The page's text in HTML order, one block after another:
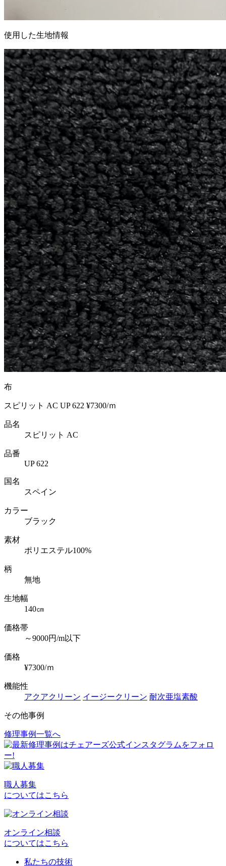
使用した生地情報
布
スピリット AC UP 622 ¥7300/ｍ
品名
スピリット AC
品番
UP 622
国名
スペイン
カラー
ブラック
素材
ポリエステル100%
柄
無地
生地幅
140㎝
価格帯
～9000円/m以下
価格
¥7300/ｍ
機能性
アクアクリーン イージークリーン 耐次亜塩素酸
その他事例
投
稿
ナ
ビ
ゲ
ー
シ
ョ
修理事例一覧へ
職人募集
についてはこちら
オンライン相談
についてはこちら
私たちの技術